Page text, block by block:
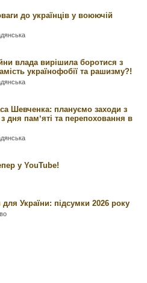
до українців у воюючій
влада вирішила боротися з
українофобії та рашизму?!
Шевченка: плануємо заходи з
дня памʼяті та перепоховання в
у YouTube!
України: підсумки 2026 року